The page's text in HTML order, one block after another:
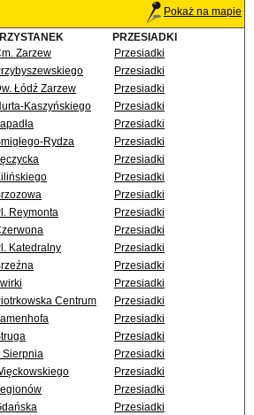
Pokaż na mapie
PRZESIADKI
Zarzew
Przesiadki
Przesiadki
Łódź Zarzew
Przesiadki
Kaszyńskiego
Przesiadki
Przesiadki
Rydza
Przesiadki
Przesiadki
Przesiadki
Przesiadki
Reymonta
Przesiadki
Przesiadki
Katedralny
Przesiadki
Przesiadki
Przesiadki
Centrum
Przesiadki
Przesiadki
Przesiadki
Sierpnia
Przesiadki
Przesiadki
Przesiadki
Przesiadki